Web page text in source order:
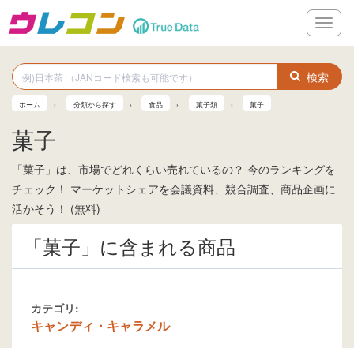
メ
ニ
ー
検索
ホーム 分類から探す 食品 菓子類 菓子
菓子
「菓子」は、市場でどれくらい売れているの？ 今のランキングを
チェック！ マーケットシェアを会議資料、競合調査、商品企画に
活かそう！ (無料)
「菓子」に含まれる商品
カテゴリ:
キャンディ・キャラメル